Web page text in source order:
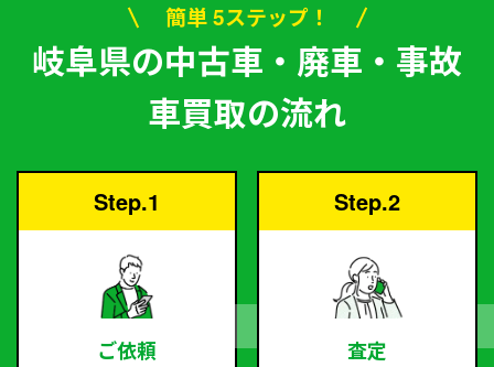
簡単 5ステップ！
岐阜県の中古車・廃車・事故
車買取の流れ
Step.1
ご依頼
Step.2
査定